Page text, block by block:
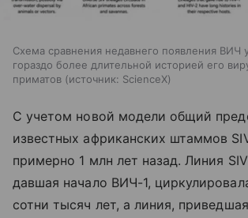
Схема сравнения недавнего появления ВИЧ
гораздо более длительной историей его
приматов
источник: ScienceX
С учетом новой модели общий
известных африканских штаммов
примерно 1 млн лет назад. Линия
давшая начало ВИЧ-1,
сотни тысяч лет, а линия,